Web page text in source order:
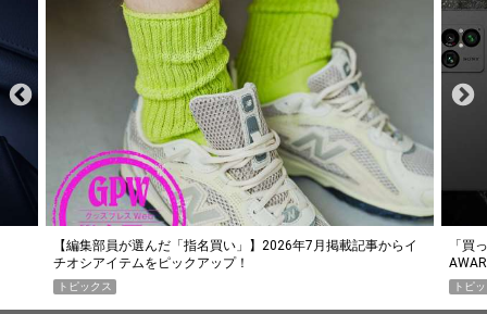
「買って損なし」の極上スマホ5選【GoodsPress 2026上半期
AWARD】
トピックス
薄着
PR